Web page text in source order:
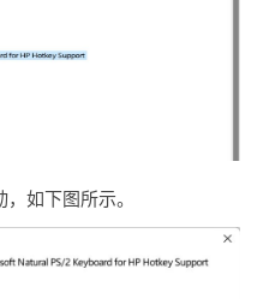
如下图所示。